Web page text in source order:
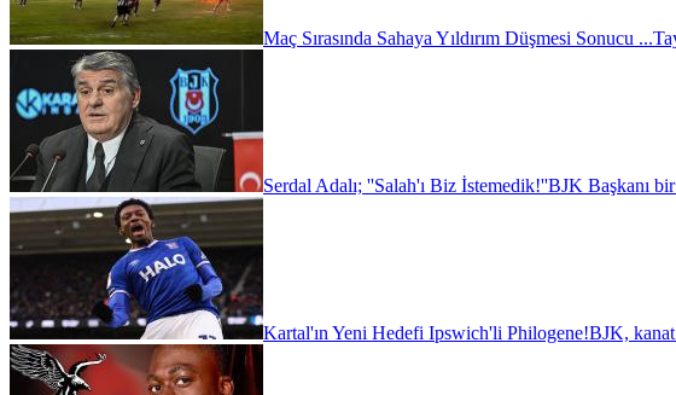
Maç Sırasında Sahaya Yıldırım Düşmesi Sonucu ...
Serdal Adalı; ''Salah'ı Biz İstemedik!''BJK Başkanı
Kartal'ın Yeni Hedefi Ipswich'li Philogene!BJK,